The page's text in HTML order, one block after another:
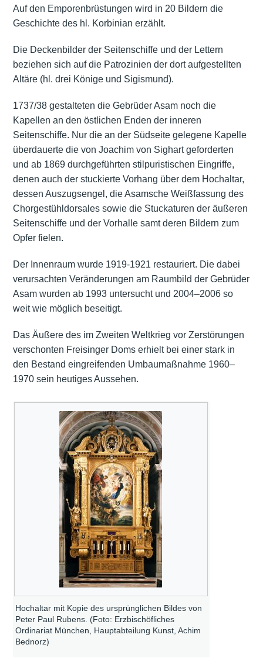
Auf den Emporenbrüstungen wird in 20 Bildern die
Geschichte des hl. Korbinian erzählt.
Die Deckenbilder der Seitenschiffe und der Lettern
beziehen sich auf die Patrozinien der dort aufgestellten
Altäre (hl. drei Könige und Sigismund).
1737/38 gestalteten die Gebrüder Asam noch die
Kapellen an den östlichen Enden der inneren
Seitenschiffe. Nur die an der Südseite gelegene Kapelle
überdauerte die von Joachim von Sighart geforderten
und ab 1869 durchgeführten stilpuristischen Eingriffe,
denen auch der stuckierte Vorhang über dem Hochaltar,
dessen Auszugsengel, die Asamsche Weißfassung des
Chorgestühldorsales sowie die Stuckaturen der äußeren
Seitenschiffe und der Vorhalle samt deren Bildern zum
Opfer fielen.
Der Innenraum wurde 1919-1921 restauriert. Die dabei
verursachten Veränderungen am Raumbild der Gebrüder
Asam wurden ab 1993 untersucht und 2004–2006 so
weit wie möglich beseitigt.
Das Äußere des im Zweiten Weltkrieg vor Zerstörungen
verschonten Freisinger Doms erhielt bei einer stark in
den Bestand eingreifenden Umbaumaßnahme 1960–
1970 sein heutiges Aussehen.
Hochaltar mit Kopie des ursprünglichen Bildes von
Peter Paul Rubens. (Foto: Erzbischöfliches
Ordinariat München, Hauptabteilung Kunst, Achim
Bednorz)